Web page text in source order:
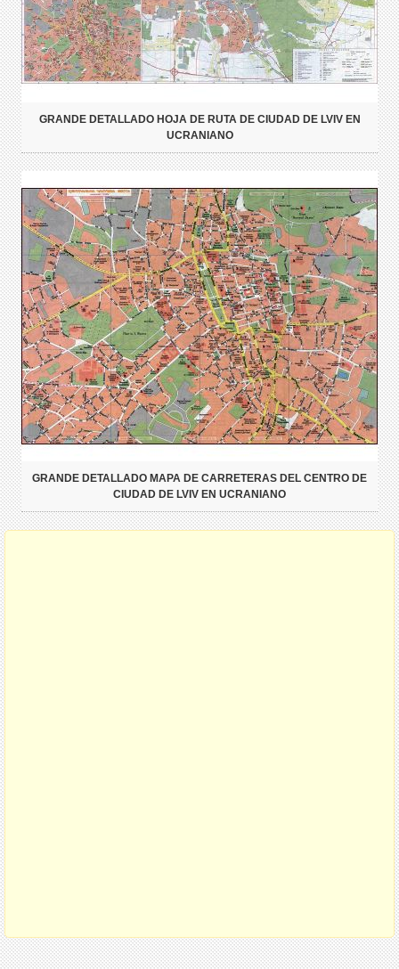
GRANDE DETALLADO HOJA DE RUTA DE CIUDAD DE LVIV EN
UCRANIANO
GRANDE DETALLADO MAPA DE CARRETERAS DEL CENTRO DE
CIUDAD DE LVIV EN UCRANIANO